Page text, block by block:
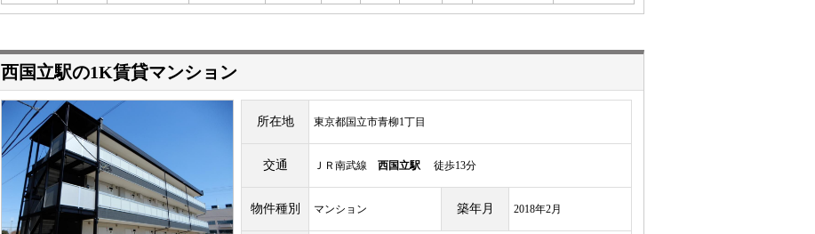
西国立駅の1K賃貸マンション
所在地 東京都国立市青柳1丁目
交通 ＪＲ南武線 西国立駅 徒歩13分
物件種別 マンション 築年月 2018年2月